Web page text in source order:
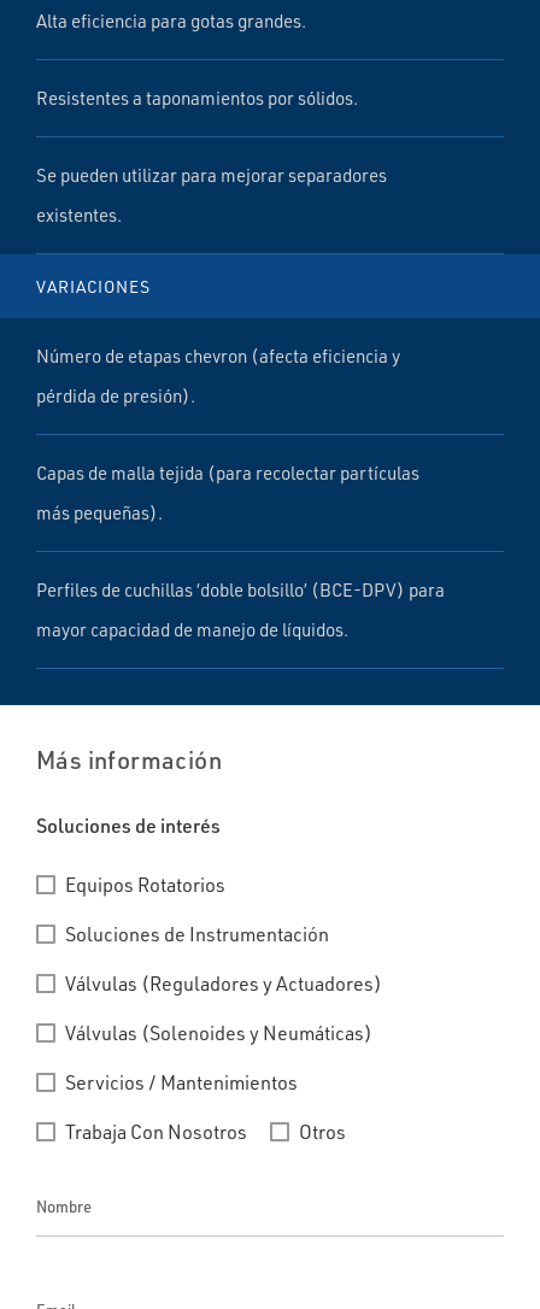
Alta eficiencia para gotas grandes.
Resistentes a taponamientos por sólidos.
Se pueden utilizar para mejorar separadores
existentes.
VARIACIONES
Número de etapas chevron (afecta eficiencia y
pérdida de presión).
Capas de malla tejida (para recolectar partículas
más pequeñas).
Perfiles de cuchillas ‘doble bolsillo’ (BCE-DPV) para
mayor capacidad de manejo de líquidos.
Más información
Soluciones de interés
Equipos Rotatorios
Soluciones de Instrumentación
Válvulas (Reguladores y Actuadores)
Válvulas (Solenoides y Neumáticas)
Servicios / Mantenimientos
Trabaja Con Nosotros Otros
Nombre